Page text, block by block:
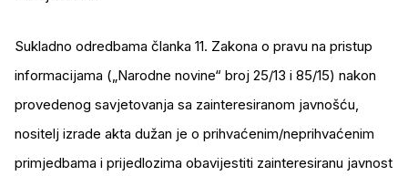
Sukladno odredbama članka 11. Zakona o pravu na pristup
informacijama („Narodne novine“ broj 25/13 i 85/15) nakon
provedenog savjetovanja sa zainteresiranom javnošću,
nositelj izrade akta dužan je o prihvaćenim/neprihvaćenim
primjedbama i prijedlozima obavijestiti zainteresiranu javnost